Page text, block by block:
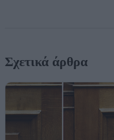
Σχετικά άρθρα